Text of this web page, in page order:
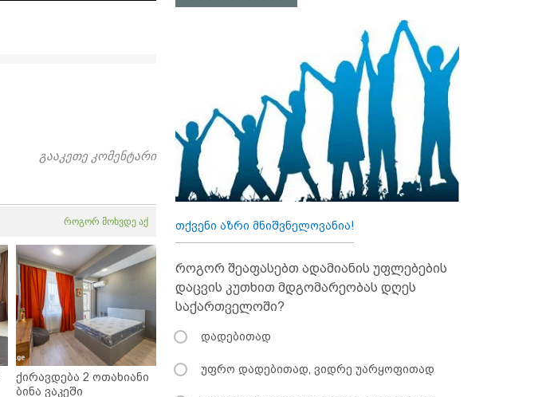
გააკეთე კომენტარი
როგორ მოხვდე აქ
ქირავდება 2 ოთახიანი
ბინა ვაკეში
თქვენი აზრი მნიშვნელოვანია!
როგორ შეაფასებთ ადამიანის უფლებების
დაცვის კუთხით მდგომარეობას დღეს
საქართველოში?
დადებითად
უფრო დადებითად, ვიდრე უარყოფითად